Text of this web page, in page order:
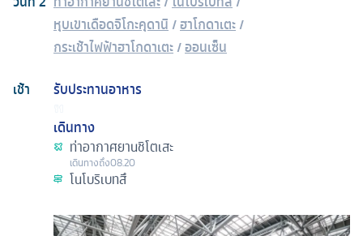
หุบเขาเดือดจิโกะคุดานิ /ฮาโกดาเตะ/
กระเช้าไฟฟ้าฮาโกดาเตะ/ออนเซ็น
เช้า
รับประทานอาหาร
เดินทาง
ท่าอากาศยานชิโตเสะ
เดินทางถึง08.20
โนโบริเบทสึ